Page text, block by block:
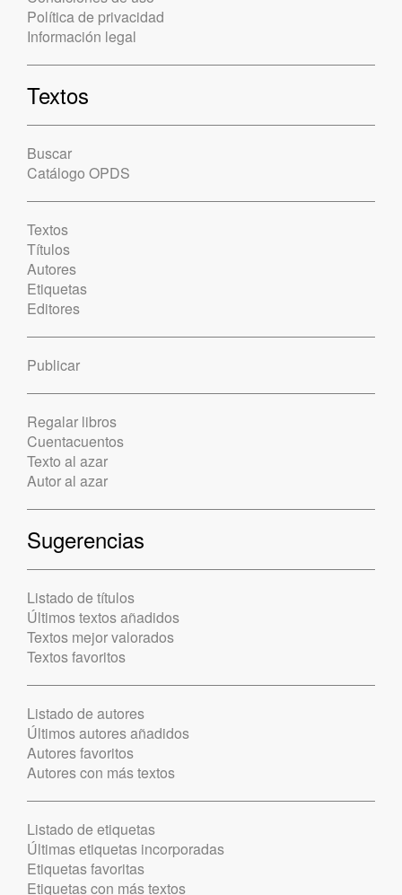
Política de privacidad
Información legal
Textos
Buscar
Catálogo OPDS
Textos
Títulos
Autores
Etiquetas
Editores
Publicar
Regalar libros
Cuentacuentos
Texto al azar
Autor al azar
Sugerencias
Listado de títulos
Últimos textos añadidos
Textos mejor valorados
Textos favoritos
Listado de autores
Últimos autores añadidos
Autores favoritos
Autores con más textos
Listado de etiquetas
Últimas etiquetas incorporadas
Etiquetas favoritas
Etiquetas con más textos